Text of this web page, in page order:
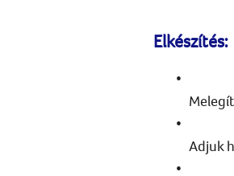
Elkészítés:
Adjuk